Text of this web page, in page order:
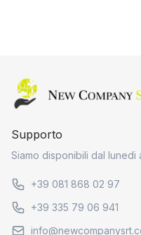
Home page
Supporto
Siamo disponibili dal
+39 081 868 02 97
+39 335 79 06 941